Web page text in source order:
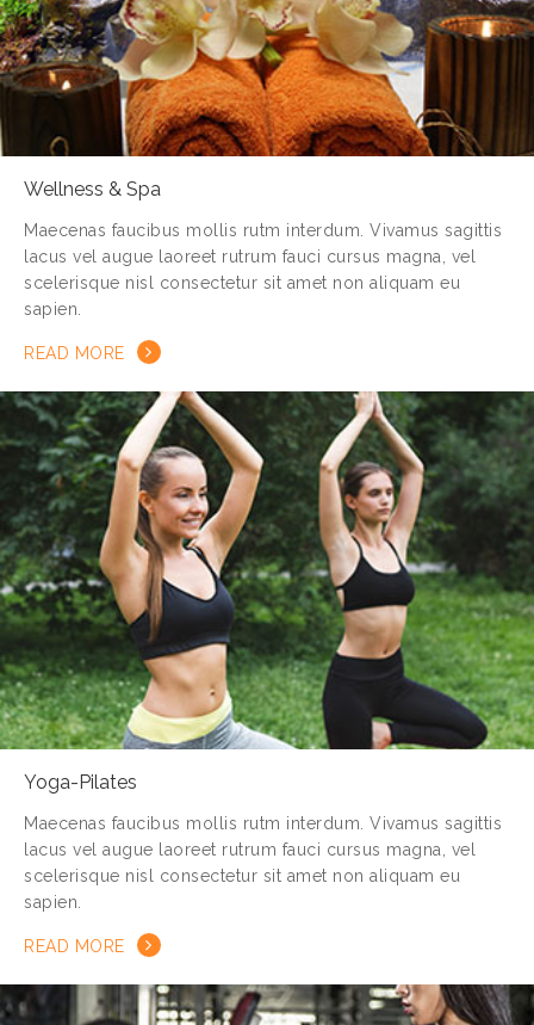
Wellness & Spa
Maecenas faucibus mollis rutm interdum. Vivamus sagittis
lacus vel augue laoreet rutrum fauci cursus magna, vel
scelerisque nisl consectetur sit amet non aliquam eu
sapien.
READ MORE
Yoga-Pilates
Maecenas faucibus mollis rutm interdum. Vivamus sagittis
lacus vel augue laoreet rutrum fauci cursus magna, vel
scelerisque nisl consectetur sit amet non aliquam eu
sapien.
READ MORE